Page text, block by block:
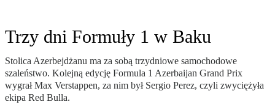
Trzy dni Formuły 1 w Baku
Stolica Azerbejdżanu ma za sobą trzydniowe samochodowe
szaleństwo. Kolejną edycję Formula 1 Azerbaijan Grand Prix
wygrał Max Verstappen, za nim był Sergio Perez, czyli zwyciężyła
ekipa Red Bulla.